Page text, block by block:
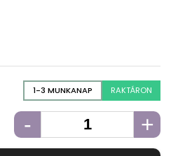
1-3 MUNKANAP RAKTÁRON
- +